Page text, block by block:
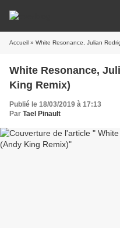
Accueil » White Resonance, Julian
White Resonance,
King Remix)
Publié le 18/03/2019 à 17:13
Par Tael Pinault